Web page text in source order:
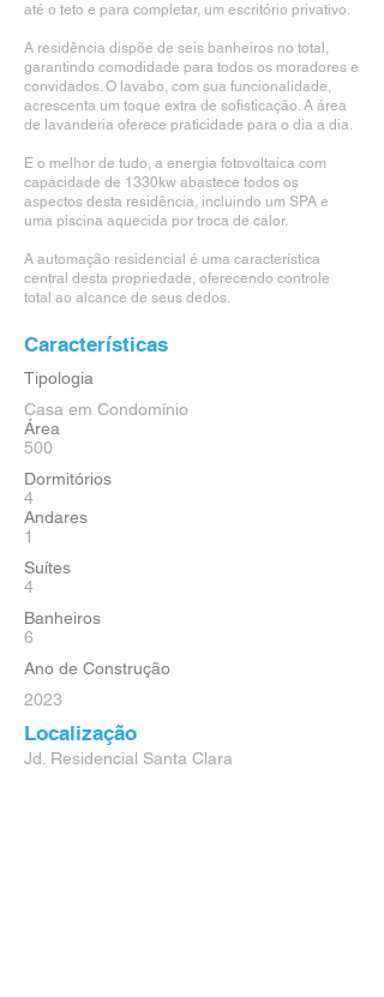
até o teto e para completar, um escritório privativo.
A residência dispõe de seis banheiros no total,
garantindo comodidade para todos os moradores e
convidados. O lavabo, com sua funcionalidade,
acrescenta um toque extra de sofisticação. A área
de lavanderia oferece praticidade para o dia a dia.
E o melhor de tudo, a energia fotovoltaica com
capacidade de 1330kw abastece todos os
aspectos desta residência, incluindo um SPA e
uma piscina aquecida por troca de calor.
A automação residencial é uma característica
central desta propriedade, oferecendo controle
total ao alcance de seus dedos.
Características
Tipologia
Casa em Condomínio
Área
500
Dormitórios
4
Andares
1
Suítes
4
Banheiros
6
Ano de Construção
2023
Localização
Jd. Residencial Santa Clara